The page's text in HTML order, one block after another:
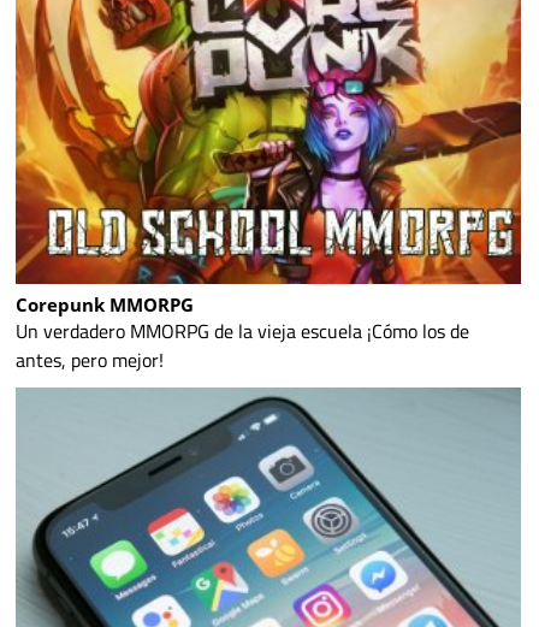
Corepunk MMORPG
Un verdadero MMORPG de la vieja escuela ¡Cómo los de
antes, pero mejor!